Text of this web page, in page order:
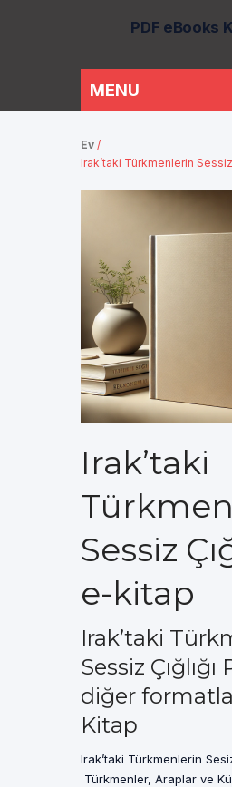
PDF eBooks
Ev /
Irak’taki Türkmenlerin Sessiz
Irak’taki
Sessiz
e-kitap
Irak’taki
Sessiz Çığlığı
diğer
Kitap
Irak’taki Türkmenlerin Sesiz
Türkmenler, Araplar ve